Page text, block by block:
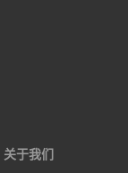
关于我们